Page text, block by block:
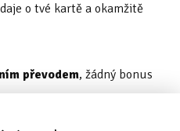
o tvé kartě a okamžitě
převodem, žádný bonus